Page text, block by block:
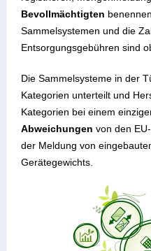
Bevollmächtigten
Sammelsystemen und die
Entsorgungsgebühren sind
Die Sammelsysteme in der
Kategorien unterteilt und
Kategorien bei einem
Abweichungen von den
der Meldung von
Gerätegewichts.